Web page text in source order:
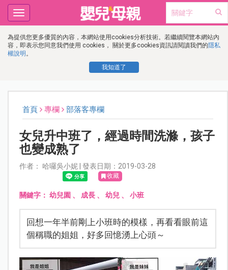
為提供您更多優質的內容，本網站使用cookies分析技術。若繼續閱覽本網站內
容，即表示您同意我們使用 cookies， 關於更多cookies資訊請閱讀我們的隱私
權說明 。
我知道了
Toggle
navigation
首頁 專欄 部落客專欄
女兒升中班了，經過時間洗滌，孩子
也變成熟了
作者： 哈囉吳小妮 | 發表日期：2019-03-28
收藏
關鍵字： 幼兒園 、 成長、 幼兒、 小班
回想一年半前剛上小班時的模樣，再看看眼前這
個稱職的姐姐，好多回憶湧上心頭～